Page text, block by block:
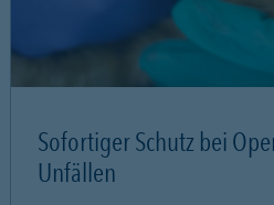
Sofortiger Schutz bei
Unfällen